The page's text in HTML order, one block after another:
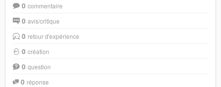
0 commentaire
0 avis/critique
0 retour d'expérience
0 création
0 question
0 réponse